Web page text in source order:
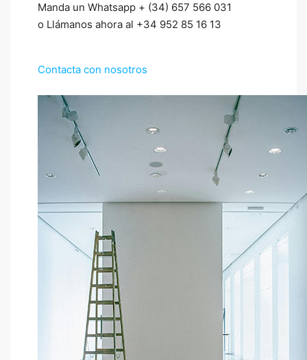
Manda un Whatsapp + (34) 657 566 031
o Llámanos ahora al +34 952 85 16 13
Contacta con nosotros